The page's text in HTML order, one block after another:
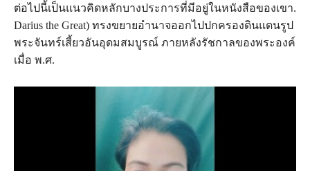
ต่อ​ไป​นี้​เป็น​แนว​คิด​หลัก​บาง​ประการ​ที่​มี​อยู่​ใน​หนังสือ​ของ​เขา.
Darius the Great) ทรงขยายอำนาจออกไปปกครองดินแดนรูป
พระจันทร์เสี้ยวอันอุดมสมบูรณ์ ภายหลังรัชกาลของพระองค์
เมื่อ พ.ศ.